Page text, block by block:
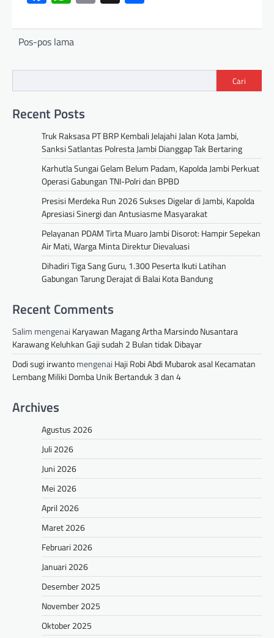
Pos-pos lama
Cari
Recent Posts
Truk Raksasa PT BRP Kembali Jelajahi Jalan Kota Jambi,
Sanksi Satlantas Polresta Jambi Dianggap Tak Bertaring
Karhutla Sungai Gelam Belum Padam, Kapolda Jambi Perkuat
Operasi Gabungan TNI-Polri dan BPBD
Presisi Merdeka Run 2026 Sukses Digelar di Jambi, Kapolda
Apresiasi Sinergi dan Antusiasme Masyarakat
Pelayanan PDAM Tirta Muaro Jambi Disorot: Hampir Sepekan
Air Mati, Warga Minta Direktur Dievaluasi
Dihadiri Tiga Sang Guru, 1.300 Peserta Ikuti Latihan
Gabungan Tarung Derajat di Balai Kota Bandung
Recent Comments
Salim mengenai Karyawan Magang Artha Marsindo Nusantara
Karawang Keluhkan Gaji sudah 2 Bulan tidak Dibayar
Dodi sugi irwantomengenai Haji Robi Abdi Mubarok asal Kecamatan
Lembang Miliki Domba Unik Bertanduk 3 dan 4
Archives
Agustus 2026
Juli 2026
Juni 2026
Mei 2026
April 2026
Maret 2026
Februari 2026
Januari 2026
Desember 2025
November 2025
Oktober 2025